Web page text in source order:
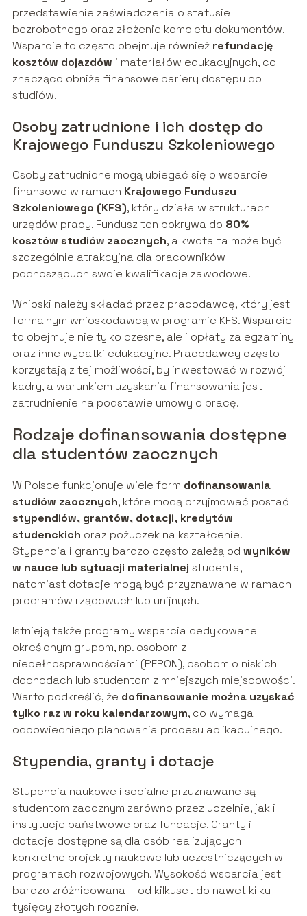
przedstawienie zaświadczenia o statusie
bezrobotnego oraz złożenie kompletu dokumentów.
Wsparcie to często obejmuje również refundację
kosztów dojazdów i materiałów edukacyjnych, co
znacząco obniża finansowe bariery dostępu do
studiów.
Osoby zatrudnione i ich dostęp do
Krajowego Funduszu Szkoleniowego
Osoby zatrudnione mogą ubiegać się o wsparcie
finansowe w ramach Krajowego Funduszu
Szkoleniowego (KFS), który działa w strukturach
urzędów pracy. Fundusz ten pokrywa do 80%
kosztów studiów zaocznych, a kwota ta może być
szczególnie atrakcyjna dla pracowników
podnoszących swoje kwalifikacje zawodowe.
Wnioski należy składać przez pracodawcę, który jest
formalnym wnioskodawcą w programie KFS. Wsparcie
to obejmuje nie tylko czesne, ale i opłaty za egzaminy
oraz inne wydatki edukacyjne. Pracodawcy często
korzystają z tej możliwości, by inwestować w rozwój
kadry, a warunkiem uzyskania finansowania jest
zatrudnienie na podstawie umowy o pracę.
Rodzaje dofinansowania dostępne
dla studentów zaocznych
W Polsce funkcjonuje wiele form dofinansowania
studiów zaocznych, które mogą przyjmować postać
stypendiów, grantów, dotacji, kredytów
studenckich oraz pożyczek na kształcenie.
Stypendia i granty bardzo często zależą od wyników
w nauce lub sytuacji materialnej studenta,
natomiast dotacje mogą być przyznawane w ramach
programów rządowych lub unijnych.
Istnieją także programy wsparcia dedykowane
określonym grupom, np. osobom z
niepełnosprawnościami (PFRON), osobom o niskich
dochodach lub studentom z mniejszych miejscowości.
Warto podkreślić, że dofinansowanie można uzyskać
tylko raz w roku kalendarzowym, co wymaga
odpowiedniego planowania procesu aplikacyjnego.
Stypendia, granty i dotacje
Stypendia naukowe i socjalne przyznawane są
studentom zaocznym zarówno przez uczelnie, jak i
instytucje państwowe oraz fundacje. Granty i
dotacje dostępne są dla osób realizujących
konkretne projekty naukowe lub uczestniczących w
programach rozwojowych. Wysokość wsparcia jest
bardzo zróżnicowana – od kilkuset do nawet kilku
tysięcy złotych rocznie.